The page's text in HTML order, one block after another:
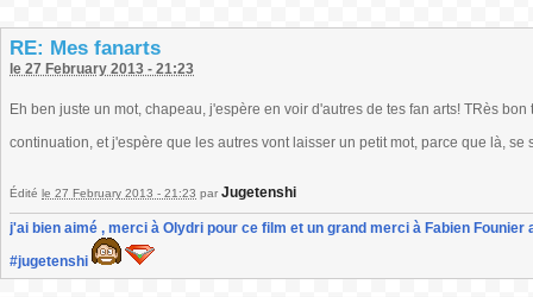
RE: Mes fanarts
le 27 February 2013 - 21:23
Eh ben juste un mot, chapeau, j'espère en voir d'autres de tes fan arts! TRès
continuation, et j'espère que les autres vont laisser un petit mot, parce que là,
Édité le 27 February 2013 - 21:23 par Jugetenshi
j'ai bien aimé , merci à Olydri pour ce film et un grand merci à Fabien
#jugetenshi